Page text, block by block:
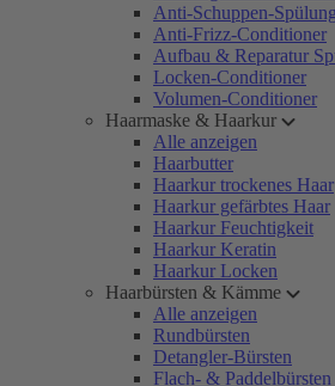
Anti-Schuppen-Spülung
Anti-Frizz-Conditioner
Aufbau & Reparatur
Locken-Conditioner
Volumen-Conditioner
Haarmaske & Haarkur
Alle anzeigen
Haarbutter
Haarkur trockenes Haar
Haarkur gefärbtes Haar
Haarkur Feuchtigkeit
Haarkur Keratin
Haarkur Locken
Haarbürsten & Kämme
Alle anzeigen
Rundbürsten
Detangler-Bürsten
Flach- & Paddelbürsten